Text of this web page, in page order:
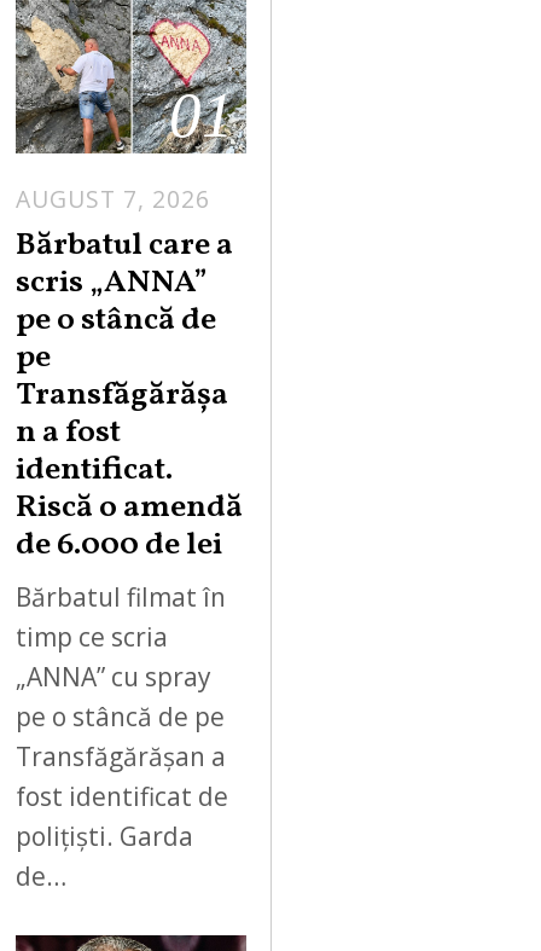
01
AUGUST 7, 2026
Bărbatul care a
scris „ANNA”
pe o stâncă de
pe
Transfăgărășa
n a fost
identificat.
Riscă o amendă
de 6.000 de lei
Bărbatul filmat în
timp ce scria
„ANNA” cu spray
pe o stâncă de pe
Transfăgărășan a
fost identificat de
polițiști. Garda
de…